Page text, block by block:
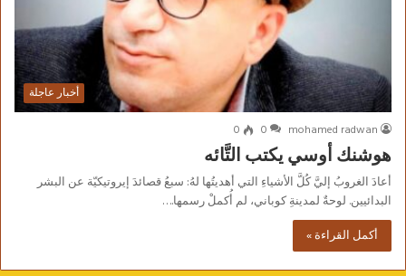
أخبار عاجلة
mohamed radwan
0
0
هوشنك أوسي يكتب التَّائه
أعادَ الغروبُ إليَّ كُلَّ الأشياءِ التي أهديتُها لهُ: سبعُ قصائدَ إيروتيكيّة عن البشر
البدائيين. لوحةٌ لمدينةِ كوباني، لم أُكملْ رسمها.…
أكمل القراءة »